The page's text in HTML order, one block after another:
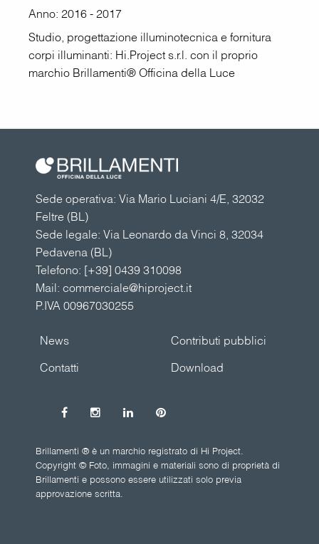
Anno: 2016 - 2017
Studio, progettazione illuminotecnica e fornitura
corpi illuminanti: Hi.Project s.r.l. con il proprio
marchio Brillamenti® Officina della Luce
Sede operativa: Via Mario Luciani 4/E, 32032
Feltre (BL)
Sede legale: Via Leonardo da Vinci 8, 32034
Pedavena (BL)
Telefono: [+39] 0439 310098
Mail: commerciale@hiproject.it
P.IVA 00967030255
Contributi pubblici
News
Download
Contatti
Brillamenti ® è un marchio registrato di Hi Project.
Copyright © Foto, immagini e materiali sono di proprietà di
Brillamenti e possono essere utilizzati solo previa
approvazione scritta.